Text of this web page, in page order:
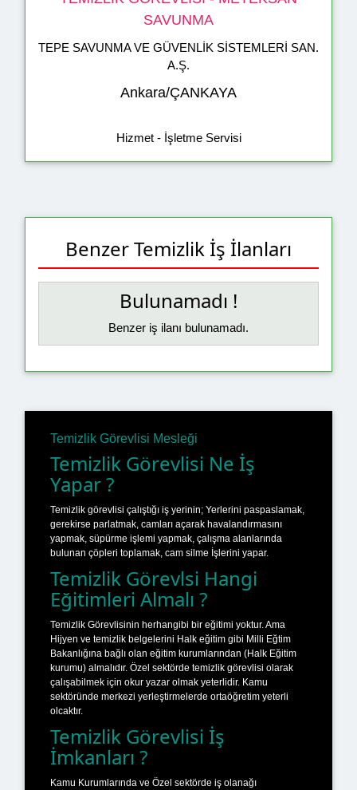
SAVUNMA
TEPE SAVUNMA VE GÜVENLİK SİSTEMLERİ SAN.
A.Ş.
Ankara/ÇANKAYA
Hizmet - İşletme Servisi
Benzer Temizlik İş İlanları
Bulunamadı !
Benzer iş ilanı bulunamadı.
Temizlik Görevlisi Mesleği
Temizlik Görevlisi Ne İş
Yapar ?
Temizlik görevlisi çalıştığı iş yerinin; Yerlerini paspaslamak,
gerekirse parlatmak, camları açarak havalandırmasını
yapmak, süpürme işlemi yapmak, çalışma alanlarında
bulunan çöpleri toplamak, cam silme İşlerini yapar.
Temizlik Görevlsi Hangi
Eğitimleri Almalı ?
Temizlik Görevlisinin herhangibi bir eğitimi yoktur. Ama
Hijyen ve temizlik belgelerini Halk eğitim gibi Milli Eğtim
Bakanlığına bağlı olan eğitim kurumlarından (Halk Eğitim
kurumu) almalıdır. Özel sektörde temizlik görevlisi olarak
çalışabilmek için okur yazar olmak yeterlidir. Kamu
sektöründe merkezi yerleştirmelerde ortaöğretim yeterli
olcaktır.
Temizlik Görevlisi İş
İmkanları ?
Kamu Kurumlarında ve Özel sektörde iş olanağı